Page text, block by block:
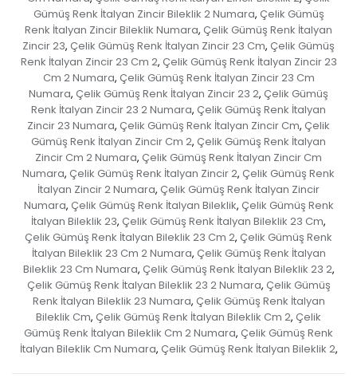
Gümüş Renk İtalyan Zincir Bileklik 2 Numara, Çelik Gümüş
Renk İtalyan Zincir Bileklik Numara, Çelik Gümüş Renk İtalyan
Zincir 23, Çelik Gümüş Renk İtalyan Zincir 23 Cm, Çelik Gümüş
Renk İtalyan Zincir 23 Cm 2, Çelik Gümüş Renk İtalyan Zincir 23
Cm 2 Numara, Çelik Gümüş Renk İtalyan Zincir 23 Cm
Numara, Çelik Gümüş Renk İtalyan Zincir 23 2, Çelik Gümüş
Renk İtalyan Zincir 23 2 Numara, Çelik Gümüş Renk İtalyan
Zincir 23 Numara, Çelik Gümüş Renk İtalyan Zincir Cm, Çelik
Gümüş Renk İtalyan Zincir Cm 2, Çelik Gümüş Renk İtalyan
Zincir Cm 2 Numara, Çelik Gümüş Renk İtalyan Zincir Cm
Numara, Çelik Gümüş Renk İtalyan Zincir 2, Çelik Gümüş Renk
İtalyan Zincir 2 Numara, Çelik Gümüş Renk İtalyan Zincir
Numara, Çelik Gümüş Renk İtalyan Bileklik, Çelik Gümüş Renk
İtalyan Bileklik 23, Çelik Gümüş Renk İtalyan Bileklik 23 Cm,
Çelik Gümüş Renk İtalyan Bileklik 23 Cm 2, Çelik Gümüş Renk
İtalyan Bileklik 23 Cm 2 Numara, Çelik Gümüş Renk İtalyan
Bileklik 23 Cm Numara, Çelik Gümüş Renk İtalyan Bileklik 23 2,
Çelik Gümüş Renk İtalyan Bileklik 23 2 Numara, Çelik Gümüş
Renk İtalyan Bileklik 23 Numara, Çelik Gümüş Renk İtalyan
Bileklik Cm, Çelik Gümüş Renk İtalyan Bileklik Cm 2, Çelik
Gümüş Renk İtalyan Bileklik Cm 2 Numara, Çelik Gümüş Renk
İtalyan Bileklik Cm Numara, Çelik Gümüş Renk İtalyan Bileklik 2,